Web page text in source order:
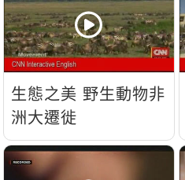
生態之美 野生動物非
洲大遷徙